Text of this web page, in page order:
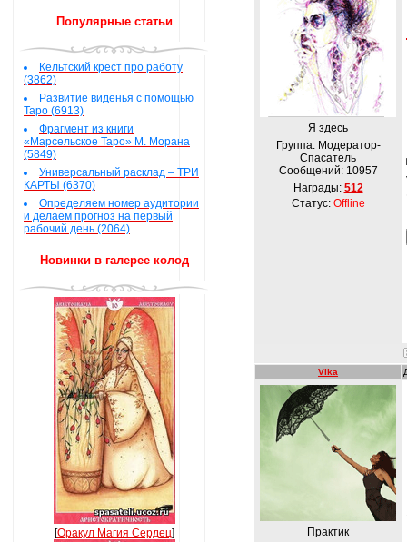
Популярные статьи
Кельтский крест про работу
(3862)
Развитие виденья с помощью
Таро (6913)
Фрагмент из книги
«Марсельское Таро» М. Морана
(5849)
Универсальный расклад – ТРИ
КАРТЫ (6370)
Определяем номер аудитории
и делаем прогноз на первый
рабочий день (2064)
Новинки в галерее колод
[Оракул Магия Сердец]
Я здесь
Группа: Модератор-
Спасатель
Сообщений: 10957
Награды: 512
Статус: Offline
Vika
Практик